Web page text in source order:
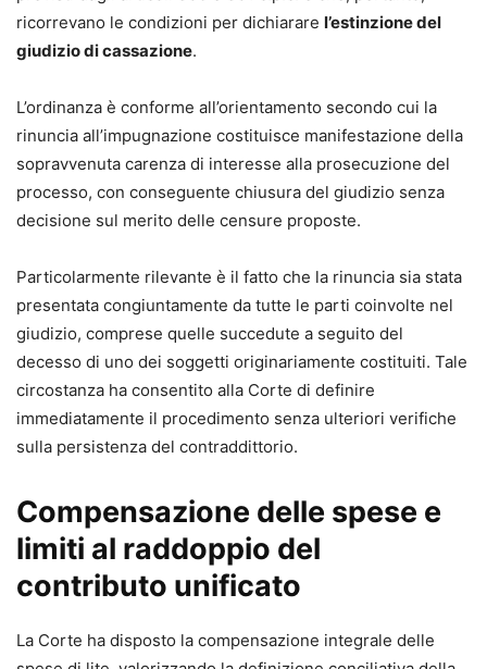
Approcciopratico-operativo, senza rinunciare al
rigore scientifico
giurisprudenza pregressa e prime applicazioni
Aggiornato alD.Lgs. 31 ottobre 2024, n. 164
(correttivo Cartabia)
Dati essenziali
Pagine: 634
Curatori: Alessandro Fabbi – Bruno Tassone
Editore: Maggioli Editore
Il riferimento indispensabile per affrontare il giudizio di
Cassazione dopo la riforma Cartabia.
Acquistalo ora e lavora con uno strumento davvero
ricorrevano le condizioni per dichiarare l’estinzione del
giudizio di cassazione.
L’ordinanza è conforme all’orientamento secondo cui la
rinuncia all’impugnazione costituisce manifestazione della
sopravvenuta carenza di interesse alla prosecuzione del
processo, con conseguente chiusura del giudizio senza
decisione sul merito delle censure proposte.
Particolarmente rilevante è il fatto che la rinuncia sia stata
presentata congiuntamente da tutte le parti coinvolte nel
giudizio, comprese quelle succedute a seguito del
decesso di uno dei soggetti originariamente costituiti. Tale
circostanza ha consentito alla Corte di definire
immediatamente il procedimento senza ulteriori verifiche
sulla persistenza del contraddittorio.
Compensazione delle spese e
limiti al raddoppio del
contributo unificato
La Corte ha disposto la compensazione integrale delle